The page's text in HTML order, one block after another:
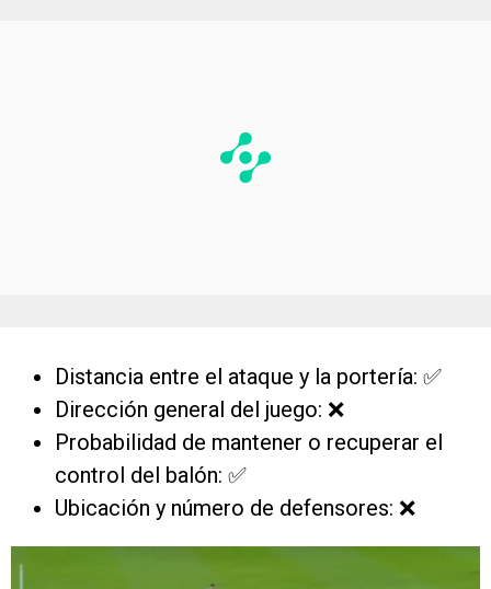
Distancia entre el ataque y la portería: ✅
Dirección general del juego: ❌
Probabilidad de mantener o recuperar el
control del balón: ✅
Ubicación y número de defensores: ❌